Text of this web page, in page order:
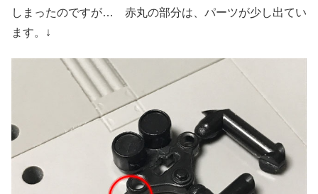
しまったのですが… 赤丸の部分は、パーツが少し出てい
ます。↓